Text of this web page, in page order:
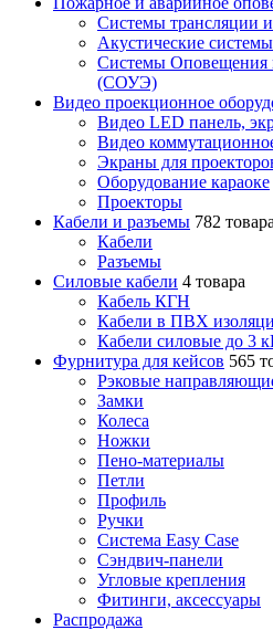
Cистемы трансляции
Акустические
Системы Оповещения
(СОУЭ)
Видео проекционное
Видео LED панель,
Видео
Экраны для
Оборудование караоке
Проекторы
Кабели и разъемы 782 товара
Кабели
Разъемы
Силовые кабели 4 товара
Кабель КГН
Кабели в ПВХ
Кабели силовые до 3
Фурнитура для кейсов 565
Рэковые
Замки
Колеса
Ножки
Пено-материалы
Петли
Профиль
Ручки
Система Easy Case
Сэндвич-панели
Угловые крепления
Фитинги, аксессуары
Распродажа